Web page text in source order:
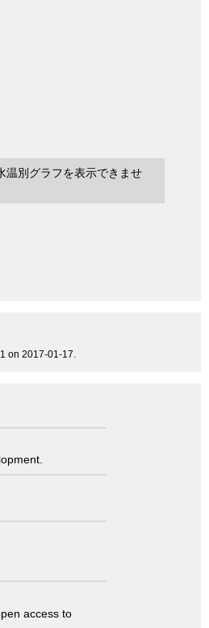
温別グラフを表示できませ
on 2017-01-17.
access to